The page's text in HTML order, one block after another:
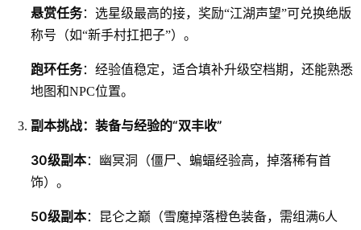
悬赏任务：选星级最高的接，奖励“江湖声望”可兑换绝版
称号（如“新手村扛把子”）。
跑环任务：经验值稳定，适合填补升级空档期，还能熟悉
地图和NPC位置。
副本挑战：装备与经验的“双丰收”
30级副本：幽冥洞（僵尸、蝙蝠经验高，掉落稀有首
饰）。
50级副本：昆仑之巅（雪魔掉落橙色装备，需组满6人